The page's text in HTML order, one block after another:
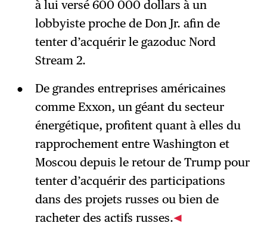
à lui versé 600 000 dollars à un
lobbyiste proche de Don Jr. afin de
tenter d’acquérir le gazoduc Nord
Stream 2.
De grandes entreprises américaines
comme Exxon, un géant du secteur
énergétique, profitent quant à elles du
rapprochement entre Washington et
Moscou depuis le retour de Trump pour
tenter d’acquérir des participations
dans des projets russes ou bien de
racheter des actifs russes.